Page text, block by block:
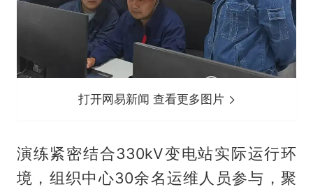
打开网易新闻 查看更多图片
演练紧密结合330kV变电站实际运行环
境，组织中心30余名运维人员参与，聚